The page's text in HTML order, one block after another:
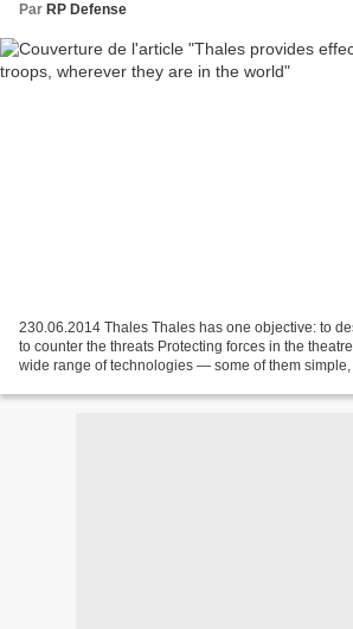
Par RP Defense
230.06.2014 Thales Thales has one objective: to
to counter the threats Protecting forces in the
wide range of technologies — some of them simple,